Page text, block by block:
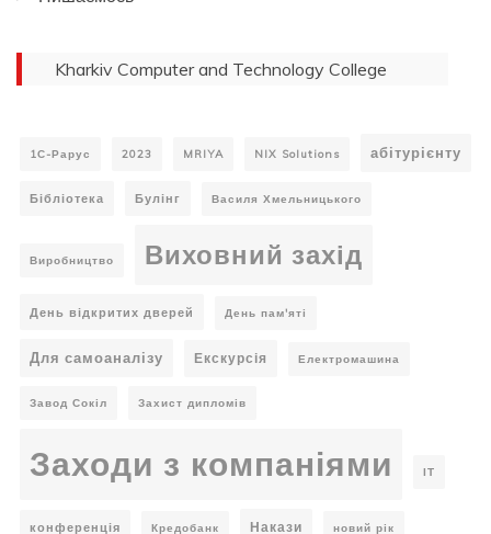
Kharkiv Computer and Technology College
1С-Рарус 2023 MRIYA NIX Solutions абітурієнту
Бібліотека Булінг Василя Хмельницького
Виробництво Виховний захід
День відкритих дверей День пам'яті
Для самоаналізу Екскурсія Електромашина
Завод Сокіл Захист дипломів
Заходи з компаніями ІТ
конференція Кредобанк Накази новий рік